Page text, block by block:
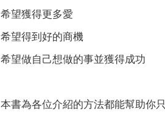
希望獲得更多愛
希望得到好的商機
希望做自己想做的事並獲得成功
本書為各位介紹的方法都能幫助你